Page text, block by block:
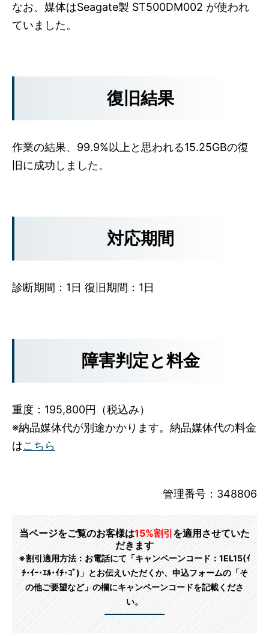
なお、媒体はSeagate製 ST500DM002 が使われ
ていました。
復旧結果
作業の結果、99.9%以上と思われる15.25GBの復
旧に成功しました。
対応期間
診断期間：1日 復旧期間：1日
障害判定と料金
重度：195,800円（税込み）
※納品媒体代が別途かかります。納品媒体代の料金
はこちら
管理番号：348806
当ページをご覧のお客様は15%割引 を適用させていた
だきます
※割引適用方法：お電話にて「キャンペーンコード：1EL15(ｲ
ﾁ･ｲｰ･ｴﾙ･ｲﾁ･ｺﾞ)」とお伝えいただくか、申込フォームの「そ
の他ご要望など」の欄にキャンペーンコードを記載くださ
い。